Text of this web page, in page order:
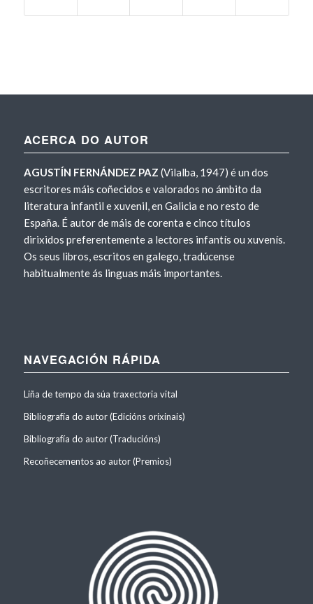
ACERCA DO AUTOR
AGUSTÍN FERNÁNDEZ PAZ (Vilalba, 1947) é un dos
escritores máis coñecidos e valorados no ámbito da
literatura infantil e xuvenil, en Galicia e no resto de
España. É autor de máis de corenta e cinco títulos
dirixidos preferentemente a lectores infantís ou xuvenís.
Os seus libros, escritos en galego, tradúcense
habitualmente ás linguas máis importantes.
NAVEGACIÓN RÁPIDA
Liña de tempo da súa traxectoria vital
Bibliografía do autor (Edicións orixinais)
Bibliografía do autor (Traducións)
Recoñecementos ao autor (Premios)